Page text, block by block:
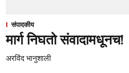
संपादकीय
मार्ग निघतो संवादामधूनच!
अरविंद भानुशाली